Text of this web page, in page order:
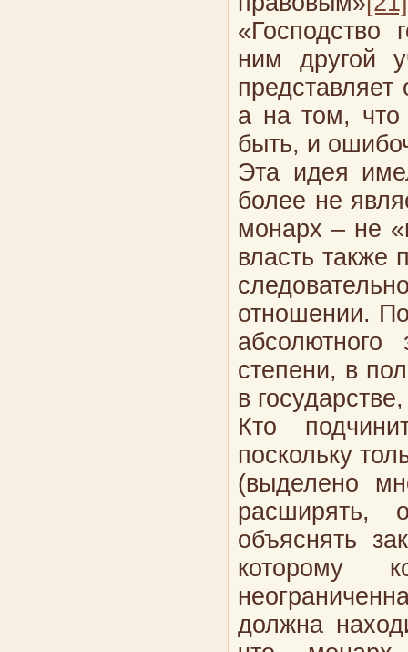
«Господство
ним другой
а на том, что
быть, и
Эта идея
более не
монарх – не
власть также
отношении.
абсолютного
степени, в
в
Кто
поскольку
(выделено
расширять,
объяснять
которому
должна